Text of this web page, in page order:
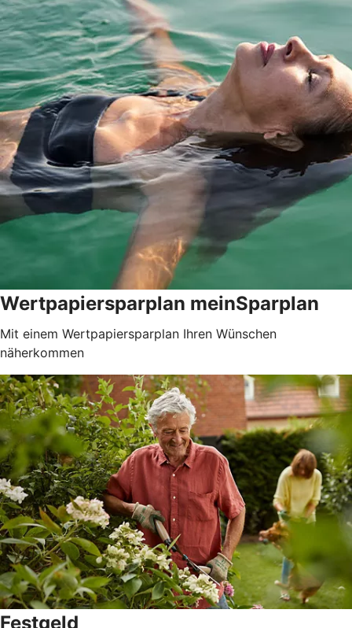
Wertpapiersparplan meinSparplan
Mit einem Wertpapiersparplan Ihren Wünschen
näherkommen
Festgeld